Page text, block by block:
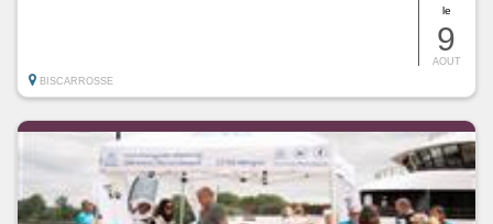
le
9
AOUT
BISCARROSSE